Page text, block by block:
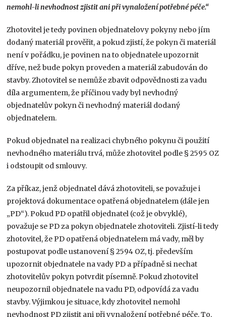
nemohl-li nevhodnost zjistit ani při vynaložení potřebné péče.“
Zhotovitel je tedy povinen objednatelovy pokyny nebo jím
dodaný materiál prověřit, a pokud zjistí, že pokyn či materiál
není v pořádku, je povinen na to objednatele upozornit
dříve, než bude pokyn proveden a materiál zabudován do
stavby. Zhotovitel se nemůže zbavit odpovědnosti za vadu
díla argumentem, že příčinou vady byl nevhodný
objednatelův pokyn či nevhodný materiál dodaný
objednatelem.
Pokud objednatel na realizaci chybného pokynu či použití
nevhodného materiálu trvá, může zhotovitel podle § 2595 OZ
i odstoupit od smlouvy.
Za příkaz, jenž objednatel dává zhotoviteli, se považuje i
projektová dokumentace opatřená objednatelem (dále jen
„PD“). Pokud PD opatřil objednatel (což je obvyklé),
považuje se PD za pokyn objednatele zhotoviteli. Zjistí-li tedy
zhotovitel, že PD opatřená objednatelem má vady, měl by
postupovat podle ustanovení § 2594 OZ, tj. především
upozornit objednatele na vady PD a případně si nechat
zhotovitelův pokyn potvrdit písemně. Pokud zhotovitel
neupozornil objednatele na vadu PD, odpovídá za vadu
stavby. Výjimkou je situace, kdy zhotovitel nemohl
nevhodnost PD zjistit ani při vynaložení potřebné péče. To,